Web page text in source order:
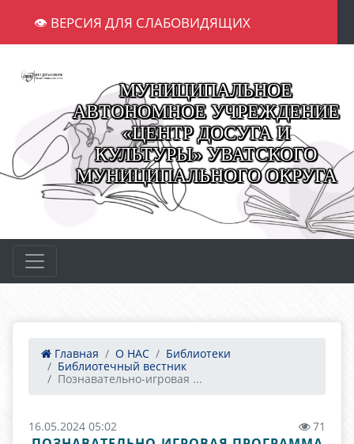
👁 ВЕРСИЯ ДЛЯ СЛАБОВИДЯЩИХ
МУНИЦИПАЛЬНОЕ
АВТОНОМНОЕ УЧРЕЖДЕНИЕ
«ЦЕНТР ДОСУГА И
КУЛЬТУРЫ» УВАТСКОГО
МУНИЦИПАЛЬНОГО ОКРУГА
Главная О НАС
Библиотеки
Библиотечный вестник
Познавательно-игровая ...
16.05.2024 05:02 71